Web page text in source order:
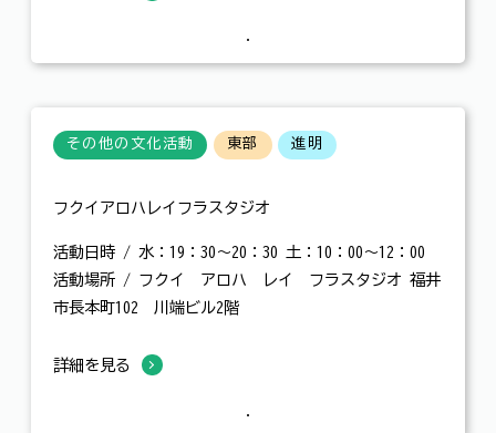
その他の文化活動 東部 進明
フクイアロハレイフラスタジオ
活動日時 / 水：19：30～20：30 土：10：00～12：00
活動場所 / フクイ アロハ レイ フラスタジオ 福井
市長本町102 川端ビル2階
詳細を見る